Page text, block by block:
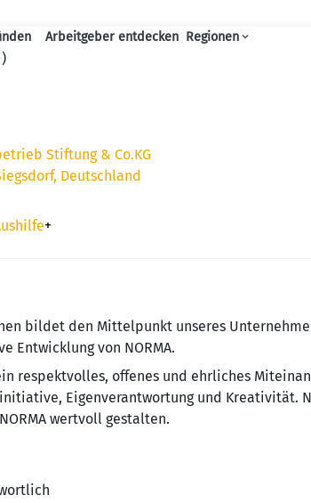
Arbeitgeber entdecken Regionen
Stiftung & Co.KG
Deutschland
+
bildet den Mit­tel­punkt un­se­res
Entwicklung von NORMA.
re­spekt­vol­les, offenes und ehr­li­ches
Eigenverantwortung und Krea­ti­vi­tät.
wertvoll gestalten.